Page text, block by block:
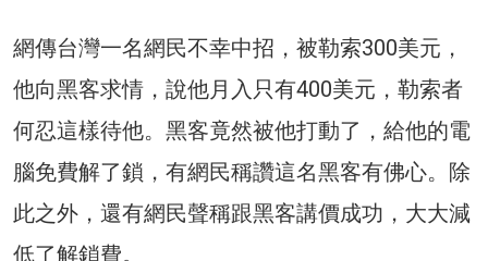
網傳台灣一名網民不幸中招，被勒索300美元，
他向黑客求情，說他月入只有400美元，勒索者
何忍這樣待他。黑客竟然被他打動了，給他的電
腦免費解了鎖，有網民稱讚這名黑客有佛心。除
此之外，還有網民聲稱跟黑客講價成功，大大減
低了解鎖費。